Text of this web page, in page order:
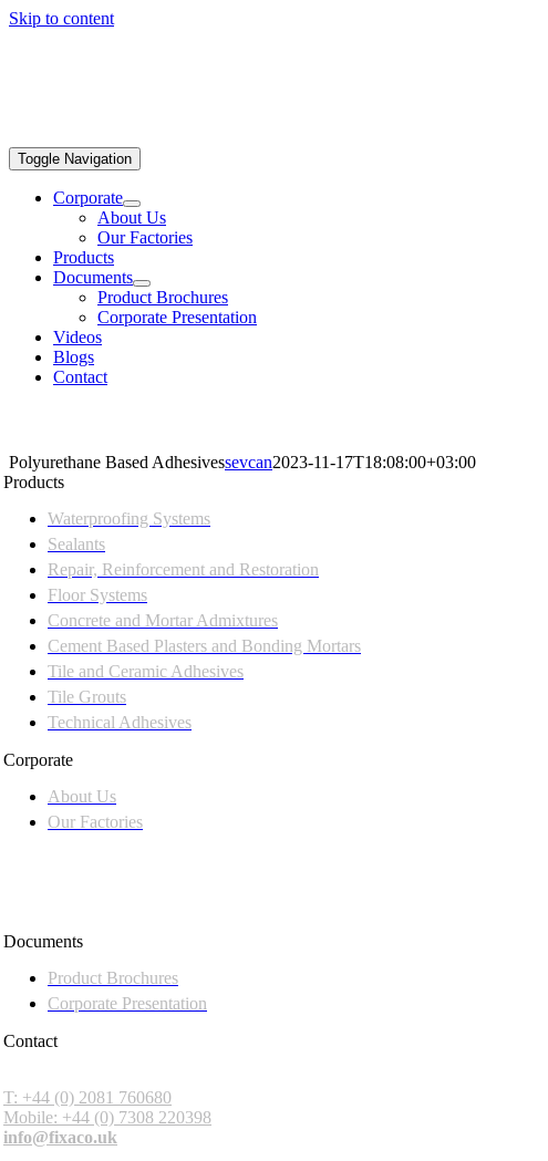
Skip to content
Toggle Navigation
Corporate
About Us
Our Factories
Products
Documents
Product Brochures
Corporate Presentation
Videos
Blogs
Contact
Polyurethane Based Adhesivessevcan2023-11-17T18:08:00+03:00
Products
Waterproofing Systems
Sealants
Repair, Reinforcement and Restoration
Floor Systems
Concrete and Mortar Admixtures
Cement Based Plasters and Bonding Mortars
Tile and Ceramic Adhesives
Tile Grouts
Technical Adhesives
Corporate
About Us
Our Factories
Documents
Product Brochures
Corporate Presentation
Contact
T: +44 (0) 2081 760680
Mobile: +44 (0) 7308 220398
info@fixaco.uk